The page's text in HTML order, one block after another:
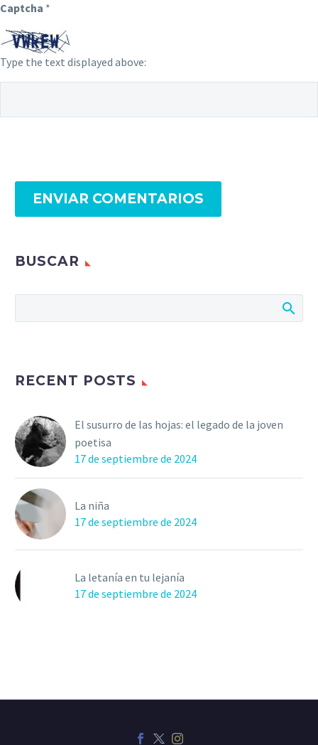
Captcha *
Type the text displayed above:
ENVIAR COMENTARIOS
BUSCAR
RECENT POSTS
El susurro de las hojas: el legado de la joven
poetisa
17 de septiembre de 2024
La niña
17 de septiembre de 2024
La letanía en tu lejanía
17 de septiembre de 2024